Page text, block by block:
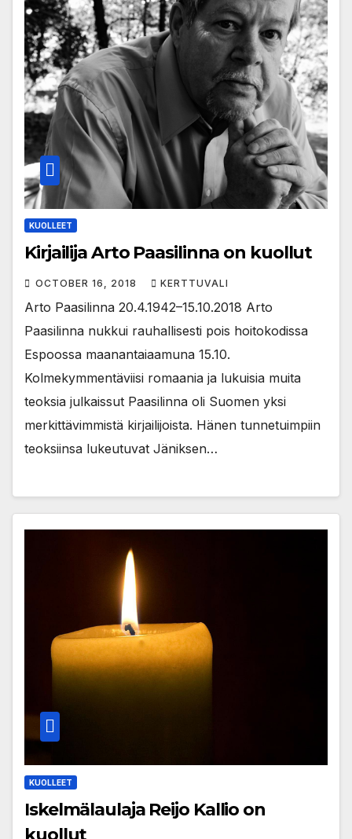
KUOLLEET
Kirjailija Arto Paasilinna on kuollut
OCTOBER 16, 2018 KERTTUVALI
Arto Paasilinna 20.4.1942–15.10.2018 Arto
Paasilinna nukkui rauhallisesti pois hoitokodissa
Espoossa maanantaiaamuna 15.10.
Kolmekymmentäviisi romaania ja lukuisia muita
teoksia julkaissut Paasilinna oli Suomen yksi
merkittävimmistä kirjailijoista. Hänen tunnetuimpiin
teoksiinsa lukeutuvat Jäniksen…
KUOLLEET
Iskelmälaulaja Reijo Kallio on
kuollut